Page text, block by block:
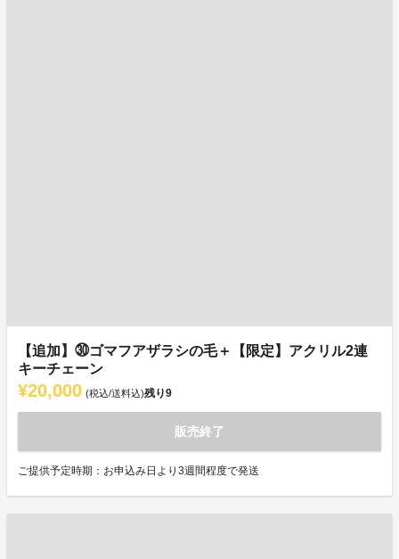
【追加】㉚ゴマフアザラシの毛＋【限定】アクリル2連
キーチェーン
¥20,000 (税込/送料込)残り9
販売終了
ご提供予定時期：お申込み日より3週間程度で発送